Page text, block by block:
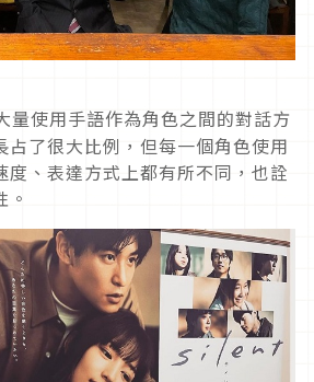
量使用手語作為角色之間的對話方
占了很大比例，但每一個角色使用
度、表達方式上都有所不同，也詮